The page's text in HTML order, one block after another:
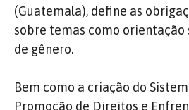
(Guatemala), define as
sobre temas como orientação
de gênero.
Bem como a criação do
Promoção de Direitos e